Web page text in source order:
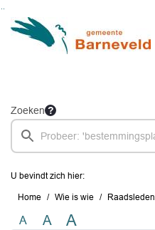
Ga naar de inhoud van deze pagina
Ga naar het zoeken
Ga naar het menu
Zoeken
U bevindt zich hier:
Home Wie is wie Raadsleden
A A A